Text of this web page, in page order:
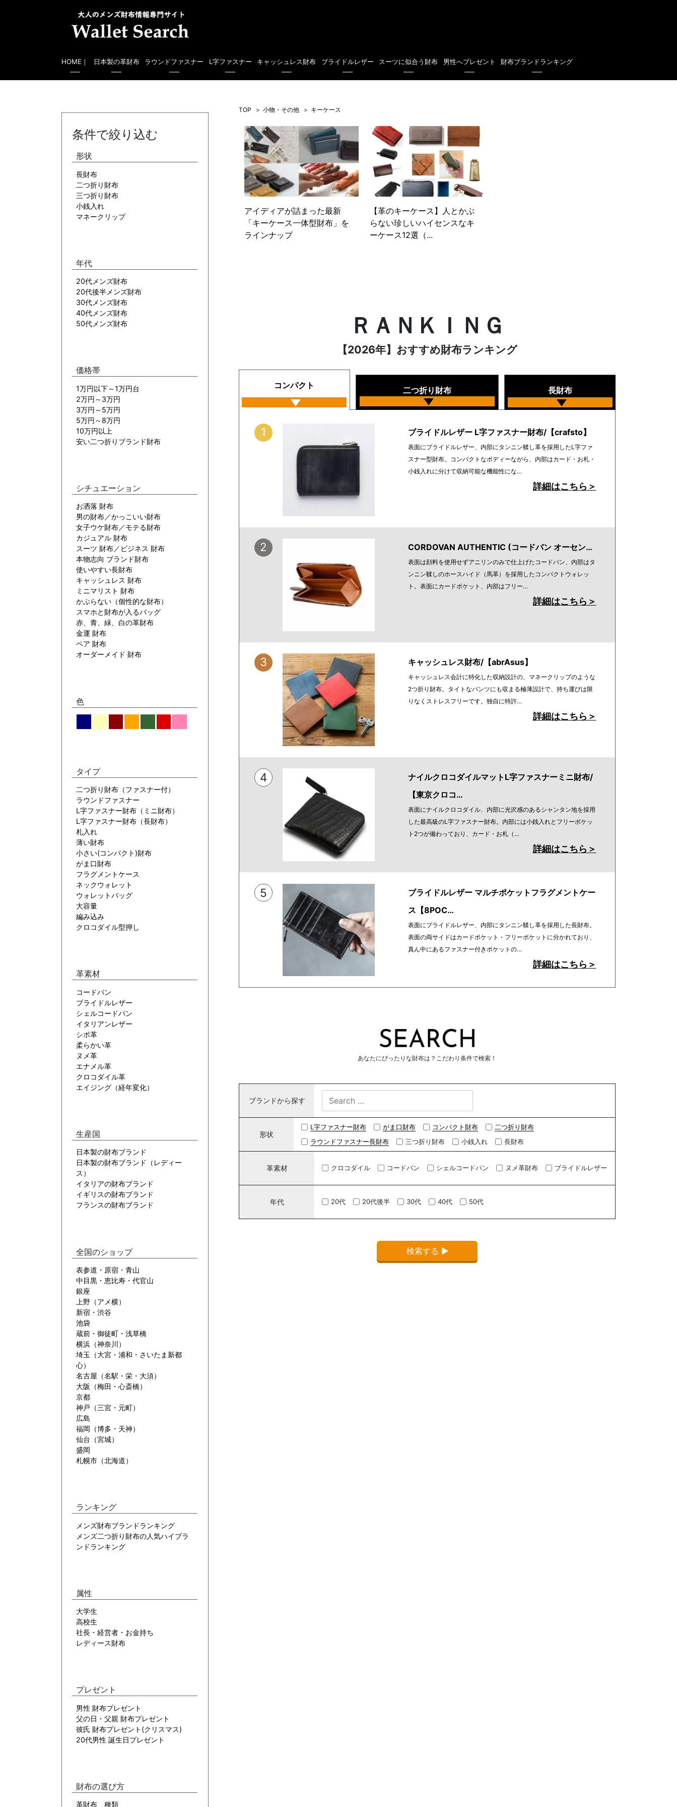
HOME｜ 日本製の革財布 ラウンドファスナー L字ファスナー キャッシュレス財布 ブライドルレザー スーツに似合う財布 男性へプレゼント 財布ブランドランキング
TOP 小物・その他 キーケース
アイディアが詰まった最新
「キーケース一体型財布」を
ラインナップ
【革のキーケース】人とかぶ
らない珍しいハイセンスなキ
ーケース12選（...
ＲＡＮＫＩＮＧ
【2026年】おすすめ財布ランキング
コンパクト 二つ折り財布 長財布
1 ブライドルレザー L字ファスナー財布/【crafsto】
表面にブライドルレザー、内部にタンニン鞣し革を採用したL字ファ
スナー型財布。コンパクトなボディーながら、内部はカード・お札・
小銭入れに分けて収納可能な機能性にな…
詳細はこちら＞
2 CORDOVAN AUTHENTIC (コードバン オーセン…
表面は顔料を使用せずアニリンのみで仕上げたコードバン、内部はタ
ンニン鞣しのホースハイド（馬革）を採用したコンパクトウォレッ
ト。表面にカードポケット、内部はフリー…
詳細はこちら＞
3 キャッシュレス財布/【abrAsus】
キャッシュレス会計に特化した収納設計の、マネークリップのような
2つ折り財布。タイトなパンツにも収まる極薄設計で、持ち運びは限
りなくストレスフリーです。独自に特許…
詳細はこちら＞
4
ナイルクロコダイルマットL字ファスナーミニ財布/
【東京クロコ…
表面にナイルクロコダイル、内部に光沢感のあるシャンタン地を採用
した最高級のL字ファスナー財布。内部には小銭入れとフリーポケッ
ト2つが備わっており、カード・お札（…
詳細はこちら＞
5
ブライドルレザー マルチポケットフラグメントケー
ス【8POC…
表面にブライドルレザー、内部にタンニン鞣し革を採用した長財布。
表面の両サイドはカードポケット・フリーポケットに分かれており、
真ん中にあるファスナー付きポケットの…
詳細はこちら＞
あなたにぴったりな財布は？こだわり条件で検索！
ブランドから探す
形状
L字ファスナー財布 がま口財布 コンパクト財布
二つ折り財布
ラウンドファスナー長財布
三つ折り財布 小銭入れ 長財布
革素材 クロコダイル コードバン シェルコードバン ヌメ革財布 ブライドルレザー
年代 20代 20代後半 30代 40代 50代
条件で絞り込む
形状
長財布
二つ折り財布
三つ折り財布
小銭入れ
マネークリップ
年代
20代メンズ財布
20代後半メンズ財布
30代メンズ財布
40代メンズ財布
50代メンズ財布
価格帯
1万円以下～1万円台
2万円～3万円
3万円～5万円
5万円～8万円
10万円以上
安い二つ折りブランド財布
シチュエーション
お洒落 財布
男の財布／かっこいい財布
女子ウケ財布／モテる財布
カジュアル 財布
スーツ 財布／ビジネス 財布
本物志向 ブランド財布
使いやすい長財布
キャッシュレス 財布
ミニマリスト 財布
かぶらない（個性的な財布）
スマホと財布が入るバッグ
赤、青、緑、白の革財布
金運 財布
ペア 財布
オーダーメイド 財布
色
タイプ
二つ折り財布（ファスナー付）
ラウンドファスナー
L字ファスナー財布（ミニ財布）
L字ファスナー財布（長財布）
札入れ
薄い財布
小さい(コンパクト)財布
がま口財布
フラグメントケース
ネックウォレット
ウォレットバッグ
大容量
編み込み
クロコダイル型押し
革素材
コードバン
ブライドルレザー
シェルコードバン
イタリアンレザー
シボ革
柔らかい革
ヌメ革
エナメル革
クロコダイル革
エイジング（経年変化）
生産国
日本製の財布ブランド
日本製の財布ブランド（レディー
ス）
イタリアの財布ブランド
イギリスの財布ブランド
フランスの財布ブランド
全国のショップ
表参道・原宿・青山
中目黒・恵比寿・代官山
銀座
上野（アメ横）
新宿・渋谷
池袋
蔵前・御徒町・浅草橋
横浜（神奈川）
埼玉（大宮・浦和・さいたま新都
心）
名古屋（名駅・栄・大須）
大阪（梅田・心斎橋）
京都
神戸（三宮・元町）
広島
福岡（博多・天神）
仙台（宮城）
盛岡
札幌市（北海道）
ランキング
メンズ財布ブランドランキング
メンズ二つ折り財布の人気ハイブラ
ンドランキング
属性
大学生
高校生
社長・経営者・お金持ち
レディース財布
プレゼント
男性 財布プレゼント
父の日・父親 財布プレゼント
彼氏 財布プレゼント(クリスマス)
20代男性 誕生日プレゼント
財布の選び方
革財布 種類